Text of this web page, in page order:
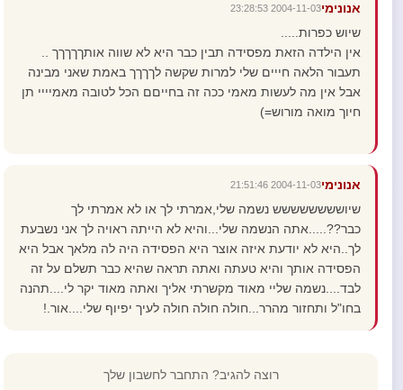
אנונימי2004-11-03 23:28:53
שיוש כפרות.....
אין הילדה הזאת מפסידה תבין כבר היא לא שווה אותךךךךך ..
תעבור הלאה חייים שלי למרות שקשה לךךךך באמת שאני מבינה
אבל אין מה לעשות מאמי ככה זה בחייםם הכל לטובה מאמיייי תן
חיוך מואה מורוש=)
אנונימי2004-11-03 21:51:46
שיושששששששש נשמה שלי,אמרתי לך או לא אמרתי לך
כבר??.....אתה הנשמה שלי...והיא לא הייתה ראויה לך אני נשבעת
לך..היא לא יודעת איזה אוצר היא הפסידה היה לה מלאך אבל היא
הפסידה אותך והיא טעתה ואתה תראה שהיא כבר תשלם על זה
לבד....נשמה שליי מאוד מקשרתי אליך ואתה מאוד יקר לי....תהנה
בחו"ל ותחזור מהרר...חולה חולה חולה לעיך יפיוף שלי....אור.!
רוצה להגיב? התחבר לחשבון שלך